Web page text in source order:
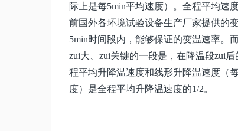
际上是每5min平均速度）。全程平均速
前国外各环境试验设备生产厂家提供的
5min时间段内，能够保证的变温速率。
zui大、zui关键的一段是，在降温段zui
程平均升降温速度和线形升降温速度（
度）是全程平均升降温速度的1/2。